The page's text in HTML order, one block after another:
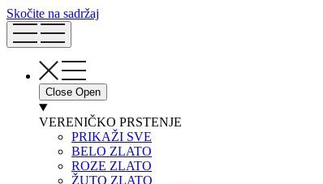
Skočite na sadržaj
Close Open
VERENIČKO PRSTENJE
PRIKAŽI SVE
BELO ZLATO
ROZE ZLATO
ŽUTO ZLATO